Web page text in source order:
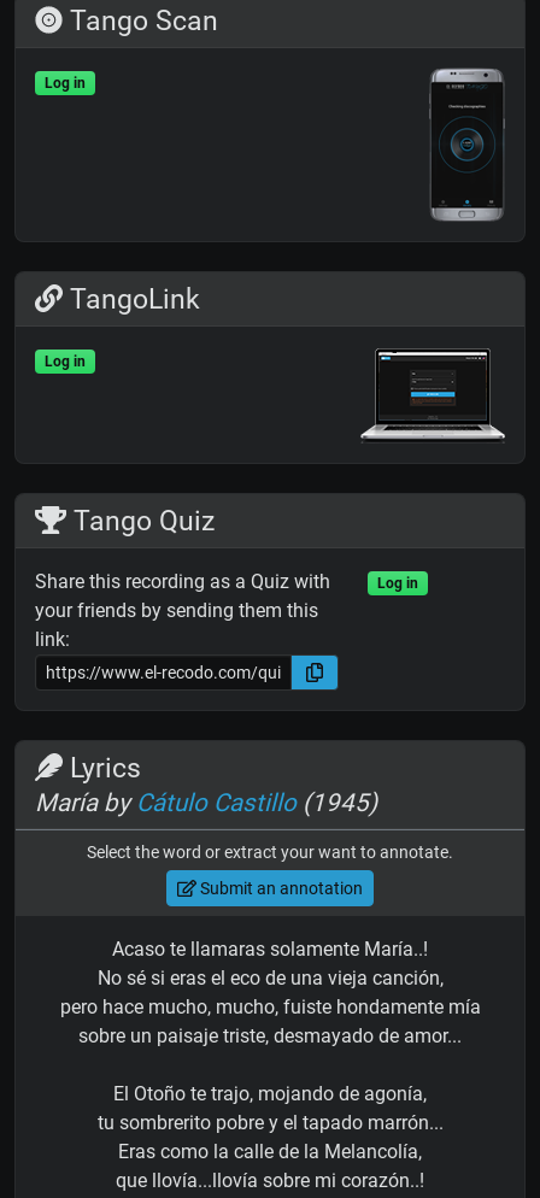
Tango Scan
Log in
TangoLink
Log in
Tango Quiz
Share this recording as a Quiz with
your friends by sending them this
link:
Log in
Lyrics
María by Cátulo Castillo(1945)
Select the word or extract your want to annotate.
Submit an annotation
Acaso te llamaras solamente María..!
No sé si eras el eco de una vieja canción,
pero hace mucho, mucho, fuiste hondamente mía
sobre un paisaje triste, desmayado de amor...
El Otoño te trajo, mojando de agonía,
tu sombrerito pobre y el tapado marrón...
Eras como la calle de la Melancolía,
que llovía...llovía sobre mi corazón..!